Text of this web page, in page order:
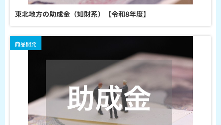
東北地方の助成金（知財系）【令和8年度】
商品開発